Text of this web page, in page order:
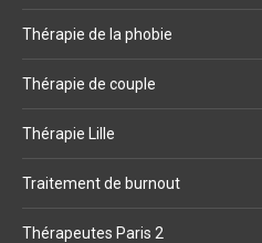
Thérapie de la phobie
Thérapie de couple
Thérapie Lille
Traitement de burnout
Thérapeutes Paris 2